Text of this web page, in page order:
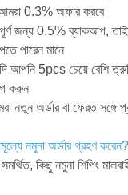
আমরা 0.3% অফার করবে
জন্য 0.5% ব্যাকআপ,
পারেন মানে
আপনি 5pcs চেয়ে বেশি
করুন
নতুন অর্ডার বা ফেরত সঙ্গে
নমুনা অর্ডার গ্রহণ করেন?
কিছু নমুনা শিপিং